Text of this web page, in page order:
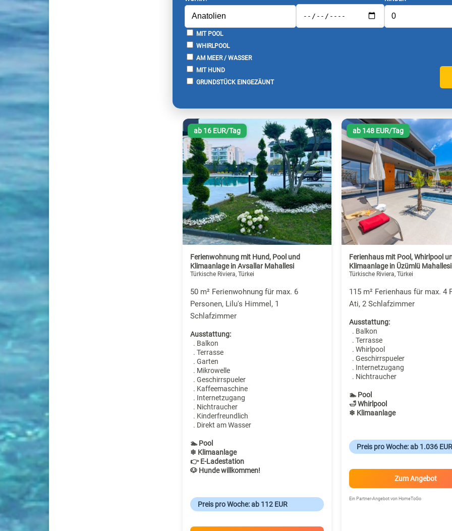
MIT POOL
WHIRLPOOL
AM MEER / WASSER
MIT HUND
GRUNDSTÜCK EINGEZÄUNT
ab 16 EUR/Tag
Ferienwohnung mit Hund, Pool und
Klimaanlage in Avsallar Mahallesi
Türkische Riviera, Türkei
50 m² Ferienwohnung für max. 6
Personen, Lilu's Himmel, 1
Schlafzimmer
Ausstattung:
. Balkon
. Terrasse
. Garten
. Mikrowelle
. Geschirrspueler
. Kaffeemaschine
. Internetzugang
. Nichtraucher
. Kinderfreundlich
. Direkt am Wasser
🏊 Pool
❄ Klimaanlage
👉 E-Ladestation
🐶 Hunde willkommen!
Preis pro Woche: ab 112 EUR
ab 148 EUR/Tag
Ferienhaus mit Pool, Whirlpool
Klimaanlage in Üzümlü Mahallesi
Türkische Riviera, Türkei
115 m² Ferienhaus für max. 4
Ati, 2 Schlafzimmer
Ausstattung:
. Balkon
. Terrasse
. Whirlpool
. Geschirrspueler
. Internetzugang
. Nichtraucher
🏊 Pool
🛁 Whirlpool
❄ Klimaanlage
Preis pro Woche: ab 1.036 EUR
Zum Angebot
Ein Partner-Angebot von HomeToGo